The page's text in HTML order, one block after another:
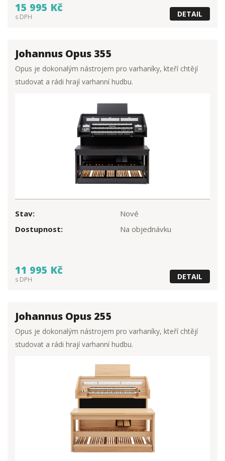
15 995 Kč
s DPH DETAIL
Johannus Opus 355
Opus je dokonalým nástrojem pro varhaníky, kteří chtějí
studovat a rádi hrají varhanní hudbu.
Stav:
Nové
Dostupnost:
Na objednávku
11 995 Kč
s DPH DETAIL
Johannus Opus 255
Opus je dokonalým nástrojem pro varhaníky, kteří chtějí
studovat a rádi hrají varhanní hudbu.